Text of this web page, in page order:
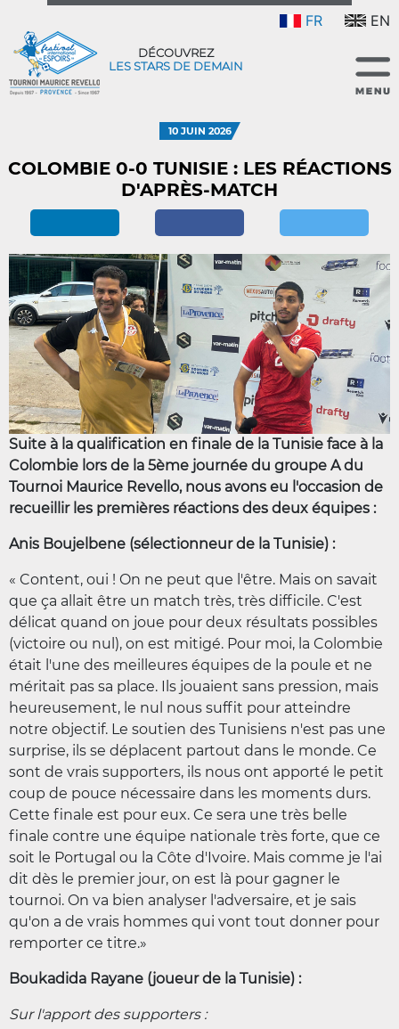
FR EN
DÉCOUVREZ
LES STARS DE DEMAIN
10 JUIN 2026
COLOMBIE 0-0 TUNISIE : LES RÉACTIONS
D'APRÈS-MATCH
Suite à la qualification en finale de la Tunisie face à la
Colombie lors de la 5ème journée du groupe A du
Tournoi Maurice Revello, nous avons eu l'occasion de
recueillir les premières réactions des deux équipes :
Anis Boujelbene (sélectionneur de la Tunisie) :
« Content, oui ! On ne peut que l'être. Mais on savait
que ça allait être un match très, très difficile. C'est
délicat quand on joue pour deux résultats possibles
(victoire ou nul), on est mitigé. Pour moi, la Colombie
était l'une des meilleures équipes de la poule et ne
méritait pas sa place. Ils jouaient sans pression, mais
heureusement, le nul nous suffit pour atteindre
notre objectif. Le soutien des Tunisiens n'est pas une
surprise, ils se déplacent partout dans le monde. Ce
sont de vrais supporters, ils nous ont apporté le petit
coup de pouce nécessaire dans les moments durs.
Cette finale est pour eux. Ce sera une très belle
finale contre une équipe nationale très forte, que ce
soit le Portugal ou la Côte d'Ivoire. Mais comme je l'ai
dit dès le premier jour, on est là pour gagner le
tournoi. On va bien analyser l'adversaire, et je sais
qu'on a de vrais hommes qui vont tout donner pour
remporter ce titre.»
Boukadida Rayane (joueur de la Tunisie) :
Sur l'apport des supporters :